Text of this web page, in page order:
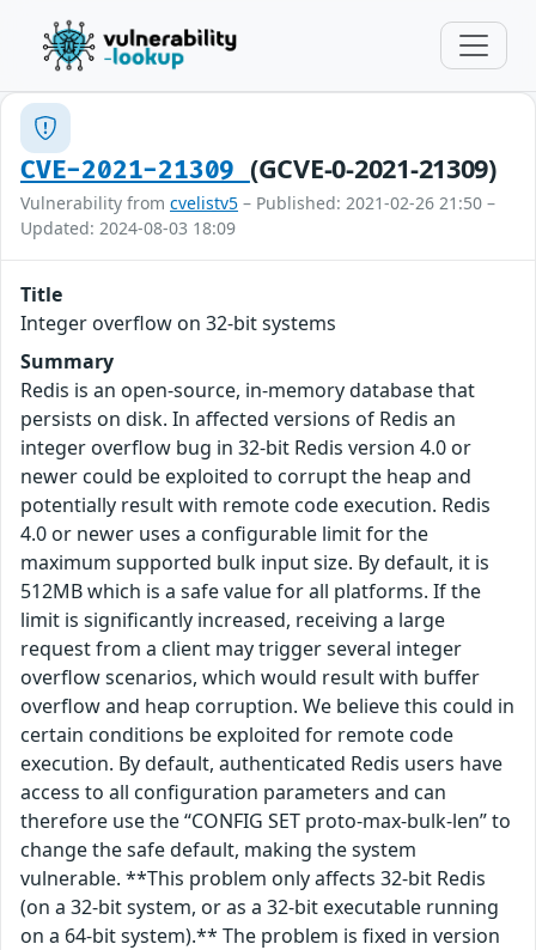
CVE-2021-21309 (GCVE-0-2021-21309)
Vulnerability from cvelistv5 – Published: 2021-02-26 21:50 –
Updated: 2024-08-03 18:09
Title
Integer overflow on 32-bit systems
Summary
Redis is an open-source, in-memory database that
persists on disk. In affected versions of Redis an
integer overflow bug in 32-bit Redis version 4.0 or
newer could be exploited to corrupt the heap and
potentially result with remote code execution. Redis
4.0 or newer uses a configurable limit for the
maximum supported bulk input size. By default, it is
512MB which is a safe value for all platforms. If the
limit is significantly increased, receiving a large
request from a client may trigger several integer
overflow scenarios, which would result with buffer
overflow and heap corruption. We believe this could in
certain conditions be exploited for remote code
execution. By default, authenticated Redis users have
access to all configuration parameters and can
therefore use the “CONFIG SET proto-max-bulk-len” to
change the safe default, making the system
vulnerable. **This problem only affects 32-bit Redis
(on a 32-bit system, or as a 32-bit executable running
on a 64-bit system).** The problem is fixed in version